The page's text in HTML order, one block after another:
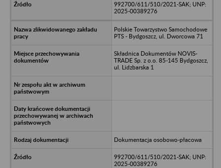
992700/611/510/2021-SAK; UNP:
2025-00389276
Polskie Towarzystwo Samochodowe
PTS - Bydgoszcz, ul. Dworcowa 71
Składnica Dokumentów NOVIS-
TRADE Sp. z o.o. 85-145 Bydgoszcz,
ul. Lidzbarska 1
Dokumentacja osobowo-płacowa
992700/611/510/2021-SAK; UNP:
2025-00389276